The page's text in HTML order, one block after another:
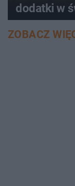
dodatki w
ZOBACZ